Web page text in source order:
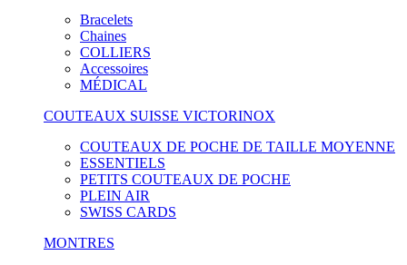
Bracelets
Chaines
COLLIERS
Accessoires
MÉDICAL
COUTEAUX SUISSE VICTORINOX
COUTEAUX DE POCHE DE TAILLE MOYENNE
ESSENTIELS
PETITS COUTEAUX DE POCHE
PLEIN AIR
SWISS CARDS
MONTRES